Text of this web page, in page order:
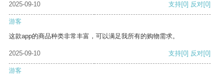
2025-09-10 支持[0] 反对[0]
游客
这款app的商品种类非常丰富，可以满足我所有的购物需求。
2025-09-10 支持[0] 反对[0]
游客